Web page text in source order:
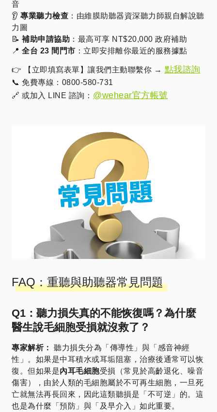
音
👂 專業聽力檢查 ：由維膜助聽器資深聽力師親自解說聽
力圖
📝 補助申請協助 ：最高可享 NT$20,000 政府補助
📍 全台 23 間門市 ：立即安排離你最近的服務據點
👉 【立即填寫表單】讓我們主動聯繫你 → 點我諮詢
📞 免費專線：0800-580-731
🔗 或加入 LINE 諮詢： @wehear官方帳號
FAQ：重聽與助聽器常見問題
Q1：聽力損失真的不能恢復嗎？為什麼
醫生說毛細胞受損就沒救了？
專家解析：
聽力損失分為「傳導性」與「感音神經
性」。如果是中耳積水或耳垢阻塞，治療後通常可以恢
復。但如果是內耳毛細胞受損（常見於高齡退化、噪音
傷害），由於人類的毛細胞屬於不可再生細胞，一旦死
亡就無法再長回來，因此這類聽損是「不可逆」的。這
也是為什麼「預防」與「及早介入」如此重要。